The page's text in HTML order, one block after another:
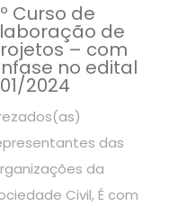
Curso de
de
– com
no edital
2024
das
da
Civil, É com